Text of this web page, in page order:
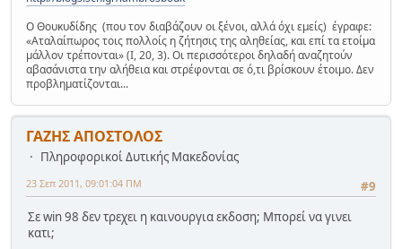
Ο Θουκυδίδης (που τον διαβάζουν οι ξένοι, αλλά όχι εμείς) έγραφε:
«Αταλαίπωρος τοις πολλοίς η ζήτησις της αληθείας, και επί τα ετοίμα
μάλλον τρέπονται» (Ι, 20, 3). Οι περισσότεροι δηλαδή αναζητούν
αβασάνιστα την αλήθεια και στρέφονται σε ό,τι βρίσκουν έτοιμο. Δεν
προβληματίζονται...
ΓΑΖΗΣ ΑΠΟΣΤΟΛΟΣ
Πληροφορικοί Δυτικής Μακεδονίας
#9
23 Σεπ 2011, 09:01:04 ΠΜ
Σε win 98 δεν τρεχει η καινουργια εκδοση; Μπορεί να γινει
κατι;